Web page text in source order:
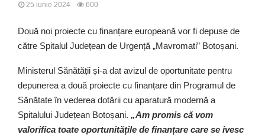
25 iunie 2024 600
Două noi proiecte cu finanțare europeană vor fi depuse de
către Spitalul Județean de Urgență „Mavromati” Botoșani.
Ministerul Sănătății și-a dat avizul de oportunitate pentru
depunerea a două proiecte cu finanțare din Programul de
Sănătate în vederea dotării cu aparatură modernă a
Spitalului Județean Botoșani. „Am promis că vom
valorifica toate oportunitățile de finanțare care se ivesc